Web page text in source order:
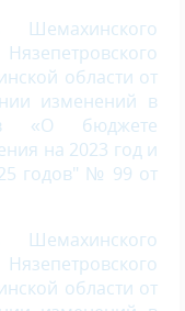
Шемахинского
области от
изменений в
«О бюджете
на 2023 год и
годов" № 99 от
Шемахинского
области от